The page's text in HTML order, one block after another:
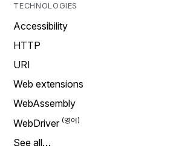
TECHNOLOGIES
Accessibility
HTTP
URI
Web extensions
WebAssembly
WebDriver
See all…